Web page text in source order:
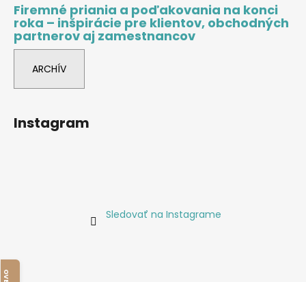
Firemné priania a poďakovania na konci
roka – inšpirácie pre klientov, obchodných
partnerov aj zamestnancov
ARCHÍV
Instagram
Sledovať na Instagrame